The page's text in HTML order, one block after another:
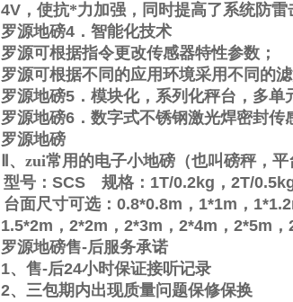
4V ，使抗*力加强，同时提高了系统防雷
罗源地磅4 ．智能化技术
罗源可根据指令更改传感器特性参数；
罗源可根据不同的应用环境采用不同的滤
罗源地磅5 ．模块化，系列化秤台，多单
罗源地磅6 ．数字式不锈钢激光焊密封传
罗源地磅
、zui常用的电子小地磅（也叫磅秤，
型号： SCS 规格： 1T/0.2kg ， 2T/
台面尺寸可选： 0.8*0.8m ， 1*1m ，
1.5*2m ， 2*2m ， 2*3m ， 2*4m ， 2*5m ，
罗源地磅售-后服务承诺
1、售-后24小时保证接听记录
2、三包期内出现质量问题保修保换